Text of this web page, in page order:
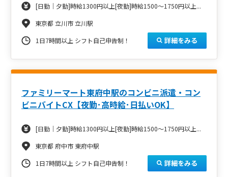
[日勤｜夕勤]時給1300円以上[夜勤]時給1500～1750円以上...
東京都 立川市 立川駅
1日7時間以上 シフト自己申告制！
詳細をみる
ファミリーマート東府中駅のコンビニ派遣・コン
ビニバイトCX【夜勤･高時給･日払いOK】
[日勤｜夕勤]時給1300円以上[夜勤]時給1500～1750円以上...
東京都 府中市 東府中駅
1日7時間以上 シフト自己申告制！
詳細をみる